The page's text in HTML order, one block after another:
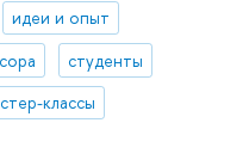
идеи и опыт
студенты
классы